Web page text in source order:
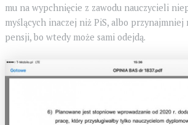
mu na wypchnięcie z zawodu nauczycieli
myślących inaczej niż PiS, albo przynajmniej
pensji, bo wtedy może sami odejdą.